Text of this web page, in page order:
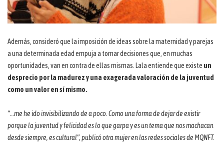
Además, consideró que la imposición de ideas sobre la maternidad y parejas
a una determinada edad empuja a tomar decisiones que, en muchas
oportunidades, van en contra de ellas mismas. Lala entiende que existe un
desprecio por la madurez y una exagerada valoración de la juventud
como un valor en sí mismo.
“…me he ido invisibilizando de a poco. Como una forma de dejar de existir
porque la juventud y felicidad es lo que garpa y es un tema que nos machacan
desde siempre, es cultural”, publicó otra mujer en las redes sociales de MQNFT.